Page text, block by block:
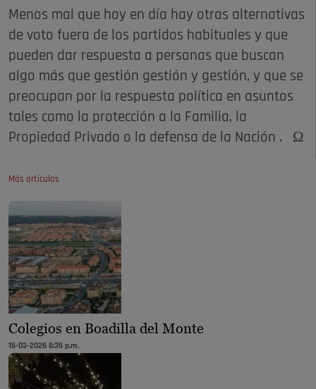
Menos mal que hoy en día hay otras alternativas
de voto fuera de los partidos habituales y que
pueden dar respuesta a personas que buscan
algo más que gestión gestión y gestión, y que se
preocupan por la respuesta política en asuntos
tales como la protección a la Familia, la
Propiedad Privada o la defensa de la Nación . Ω
Más artículos
Colegios en Boadilla del Monte
15-03-2026 6:35 p.m.